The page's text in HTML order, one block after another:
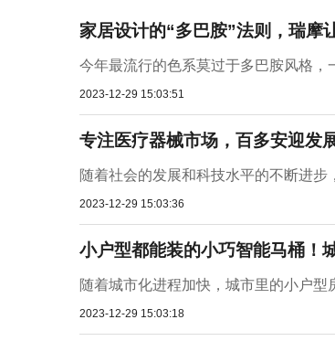
家居设计的“多巴胺”法则，瑞摩
今年最流行的色系莫过于多巴胺风格
2023-12-29 15:03:51
专注医疗器械市场，百多安迎发
随着社会的发展和科技水平的不断进
2023-12-29 15:03:36
小户型都能装的小巧智能马桶！
随着城市化进程加快，城市里的小户
2023-12-29 15:03:18